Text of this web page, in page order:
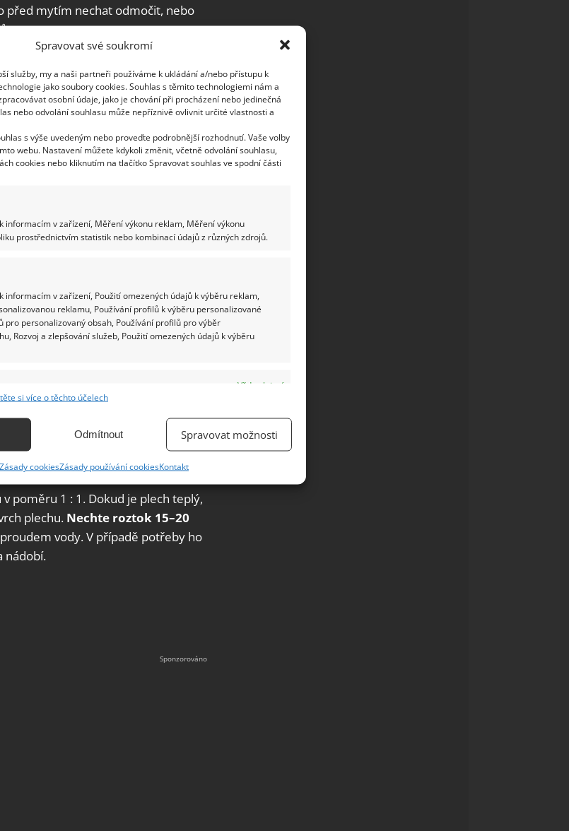
Spravovat své soukromí
služby, my a naši partneři používáme k ukládání a/nebo přístupu k
jako soubory cookies. Souhlas s těmito technologiemi nám a
osobní údaje, jako je chování při procházení nebo jedinečná
nebo odvolání souhlasu může nepříznivě ovlivnit určité vlastnosti a
s výše uvedeným nebo proveďte podrobnější rozhodnutí. Vaše volby
webu. Nastavení můžete kdykoli změnit, včetně odvolání souhlasu,
cookies nebo kliknutím na tlačítko Spravovat souhlas ve spodní části
informacím v zařízení, Měření výkonu reklam, Měření výkonu
prostřednictvím statistik nebo kombinací údajů z různých zdrojů.
informacím v zařízení, Použití omezených údajů k výběru reklam,
reklamu, Používání profilů k výběru personalizované
pro personalizovaný obsah, Používání profilů pro výběr
Rozvoj a zlepšování služeb, Použití omezených údajů k výběru
Vždy aktivní
automaticky přenášených informací.
informací.
předcházení a zjišťování podvodů a
a zobrazování reklamy a obsahu,
voleb ochrany osobních údajů.
si více o těchto účelech
Odmítnout Spravovat možnosti
Zásady cookiesZásady používání cookiesKontakt
před mytím nechat odmočit, nebo
ho 2–3 hodiny působit. Klidně
vlhkým papírovým ubrouskem
prostředkem na nádobí. Během
snadno a jednoduše odstranit.
poměru 1 : 1. Dokud je plech teplý,
plechu. Nechte roztok 15–20
vody. V případě potřeby ho
nádobí.